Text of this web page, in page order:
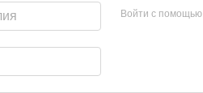
Войти с помощью